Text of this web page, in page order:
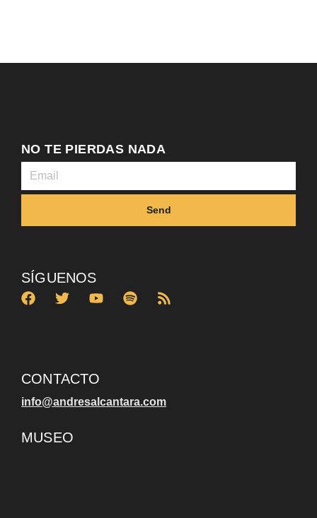
NO TE PIERDAS NADA
Send
SÍGUENOS
CONTACTO
info@andresalcantara.com
MUSEO